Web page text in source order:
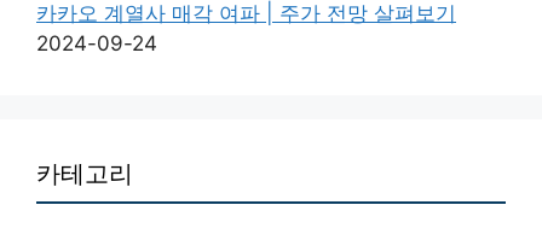
카카오 계열사 매각 여파 | 주가 전망 살펴보기
2024-09-24
카테고리